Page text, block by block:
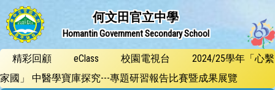
何文田官立中學
Homantin Government Secondary School
精彩回顧 eClass 校園電視台
2024/25學年「心繫
家國」 中醫學寶庫探究---專題研習報告比賽暨成果展覽